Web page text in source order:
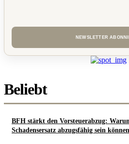
Beliebt
BFH stärkt den Vorsteuerabzug:
Schadensersatz abzugsfähig sein können